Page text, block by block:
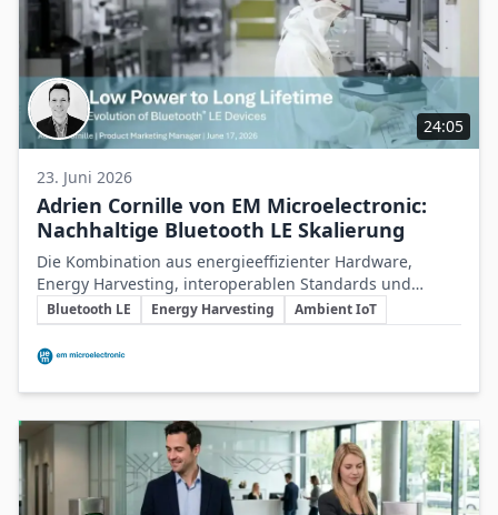
24:05
23. Juni 2026
Adrien Cornille von EM Microelectronic:
Nachhaltige Bluetooth LE Skalierung
Die Kombination aus energieeffizienter Hardware,
Energy Harvesting, interoperablen Standards und
systemübergreifender Zusammenarbeit ist
entscheidend für die nachhaltige und batterielose
Skalierung von Bluetooth LE im IoT.
Schlüsselthemen
Bluetooth LE Energy Harvesting Ambient IoT
Beteiligte Unternehmen